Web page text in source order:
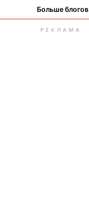
Больше блогов
РЕКЛАМА